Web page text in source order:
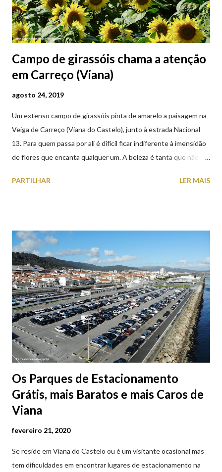
Campo de girassóis chama a atenção
em Carreço (Viana)
agosto 24, 2019
Um extenso campo de girassóis pinta de amarelo a paisagem na
Veiga de Carreço (Viana do Castelo), junto à estrada Nacional
13. Para quem passa por ali é difícil ficar indiferente à imensidão
de flores que encanta qualquer um. A beleza é tanta que não
aproveite a paisagem como cenário para tirar algumas
PARTILHAR LER MAIS
Os Parques de Estacionamento
Grátis, mais Baratos e mais Caros de
Viana
fevereiro 21, 2020
Se reside em Viana do Castelo ou é um visitante ocasional mas
tem dificuldades em encontrar lugares de estacionamento na